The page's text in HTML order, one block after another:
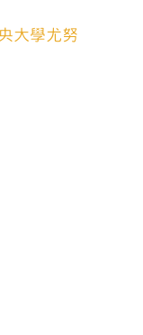
大學尤努